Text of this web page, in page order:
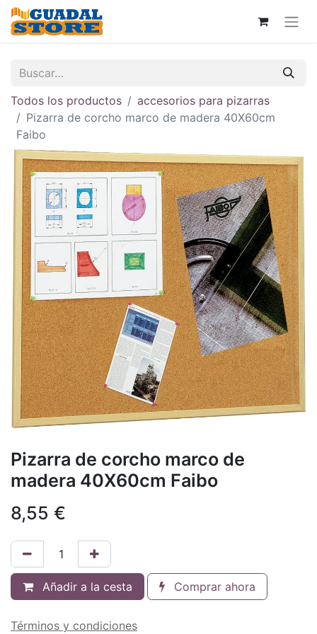
Todos los productos
accesorios para pizarras
Pizarra de corcho marco de madera 40X60cm
Faibo
Pizarra de corcho marco de
madera 40X60cm Faibo
8,55 €
Añadir a la cesta Comprar ahora
Términos y condiciones